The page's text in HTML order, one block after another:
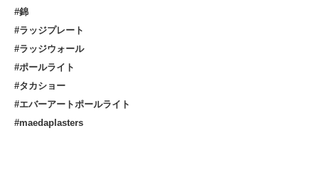
#錦
#ラッジプレート
#ラッジウォール
#ポールライト
#タカショー
#エバーアートポールライト
#maedaplasters